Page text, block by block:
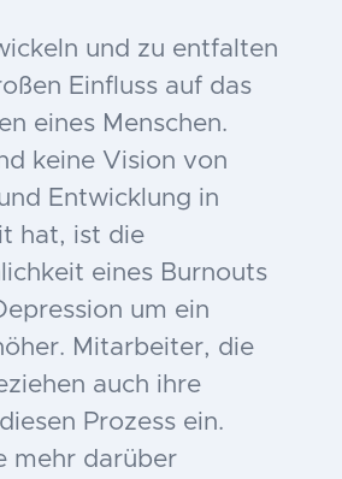
und zu entfalten
Einfluss auf das
eines Menschen.
keine Vision von
Entwicklung in
hat, ist die
eines Burnouts
um ein
Mitarbeiter, die
auch ihre
Prozess ein.
mehr darüber